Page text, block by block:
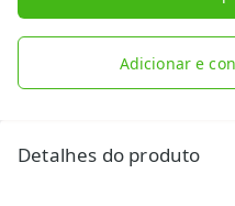
Adicionar e
Detalhes do produto